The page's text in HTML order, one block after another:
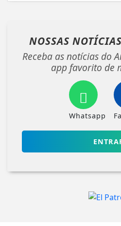
NOSSAS NOTÍCIAS
Receba as notícias do
app favorito de
Whatsapp